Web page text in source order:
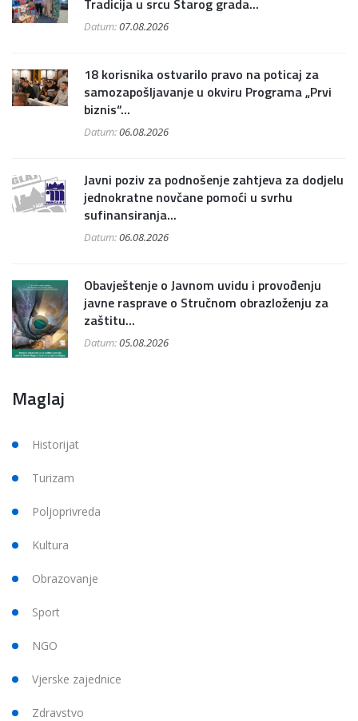
Datum:07.08.2026
18 korisnika ostvarilo pravo na poticaj za
samozapošljavanje u okviru Programa „Prvi
biznis“...
Datum:06.08.2026
Javni poziv za podnošenje zahtjeva za dodjelu
jednokratne novčane pomoći u svrhu
sufinansiranja...
Datum:06.08.2026
Obavještenje o Javnom uvidu i provođenju
javne rasprave o Stručnom obrazloženju za
zaštitu...
Datum:05.08.2026
Maglaj
Historijat
Turizam
Poljoprivreda
Kultura
Obrazovanje
Sport
NGO
Vjerske zajednice
Zdravstvo